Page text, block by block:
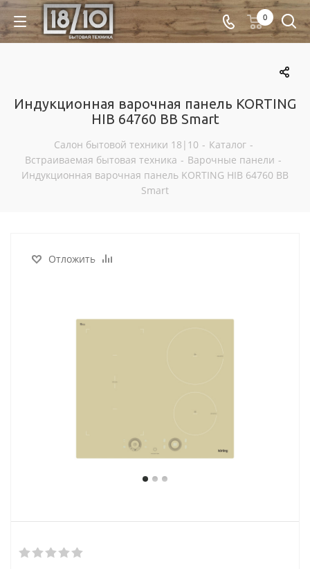
0
Индукционная варочная панель KORTING
HIB 64760 BB Smart
Салон бытовой техники 18|10 - Каталог -
Встраиваемая бытовая техника - Варочные панели -
Индукционная варочная панель KORTING HIB 64760 BB
Smart
Отложить